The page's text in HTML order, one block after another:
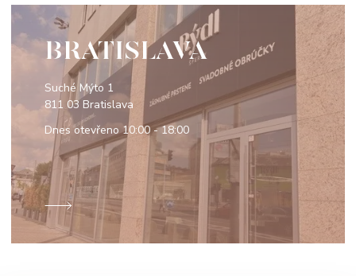
BRATISLAVA
Suché Mýto 1
811 03 Bratislava
Dnes otevřeno10:00 - 18:00